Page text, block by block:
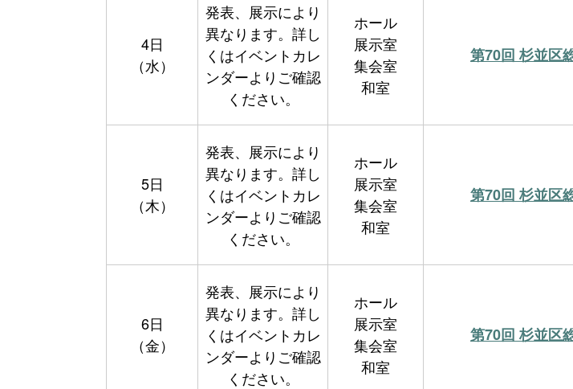
4日
（水）
発表、展示により
異なります。詳し
くはイベントカレ
ンダーよりご確認
ください。
ホール
展示室
集会室
和室
第70回 杉並区
5日
（木）
発表、展示により
異なります。詳し
くはイベントカレ
ンダーよりご確認
ください。
ホール
展示室
集会室
和室
第70回 杉並区
6日
（金）
発表、展示により
異なります。詳し
くはイベントカレ
ンダーよりご確認
ください。
ホール
展示室
集会室
和室
第70回 杉並区